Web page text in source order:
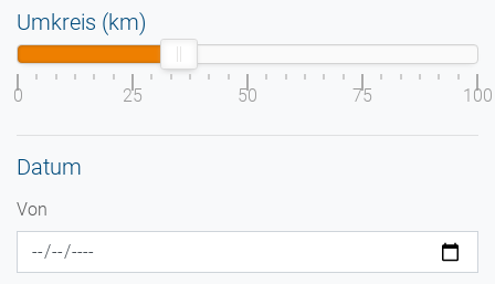
Umkreis (km)
0 25 50 75 100
Datum
Von